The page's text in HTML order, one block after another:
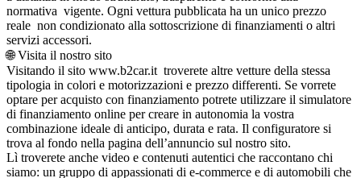
normativa vigente. Ogni vettura pubblicata ha un unico prezzo
reale non condizionato alla sottoscrizione di finanziamenti o altri
servizi accessori.
🌐 Visita il nostro sito
Visitando il sito www.b2car.it troverete altre vetture della stessa
tipologia in colori e motorizzazioni e prezzo differenti. Se vorrete
optare per acquisto con finanziamento potrete utilizzare il simulatore
di finanziamento online per creare in autonomia la vostra
combinazione ideale di anticipo, durata e rata. Il configuratore si
trova al fondo nella pagina dell’annuncio sul nostro sito.
Lì troverete anche video e contenuti autentici che raccontano chi
siamo: un gruppo di appassionati di e-commerce e di automobili che